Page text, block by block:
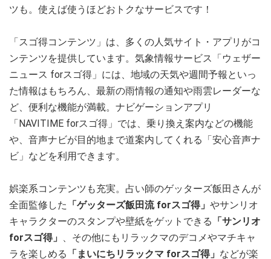
ツも。使えば使うほどおトクなサービスです！
「スゴ得コンテンツ」は、多くの人気サイト・アプリがコ
ンテンツを提供しています。気象情報サービス「ウェザー
ニュース forスゴ得」には、地域の天気や週間予報といっ
た情報はもちろん、最新の雨情報の通知や雨雲レーダーな
ど、便利な機能が満載。ナビゲーションアプリ
「NAVITIME forスゴ得」では、乗り換え案内などの機能
や、音声ナビが目的地まで道案内してくれる「安心音声ナ
ビ」などを利用できます。
娯楽系コンテンツも充実。占い師のゲッターズ飯田さんが
全面監修した 「ゲッターズ飯田流 forスゴ得」 やサンリオ
キャラクターのスタンプや壁紙をゲットできる 「サンリオ
forスゴ得」 、その他にもリラックマのデコメやマチキャ
ラを楽しめる 「まいにちリラックマ forスゴ得」 などが楽